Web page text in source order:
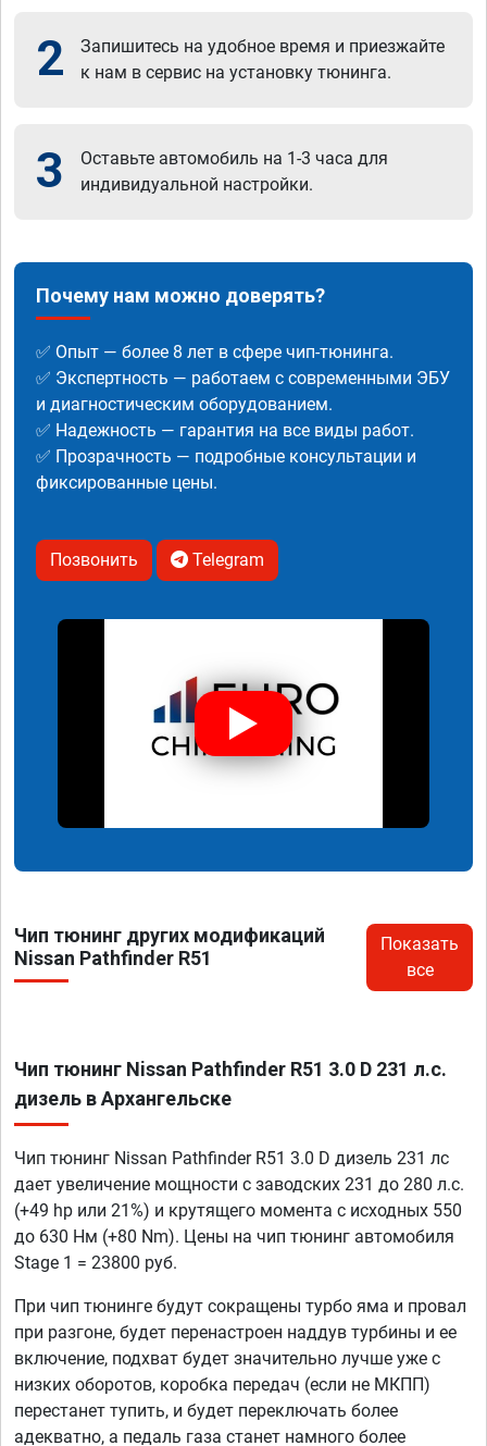
2
Запишитесь на удобное время и приезжайте
к нам в сервис на установку тюнинга.
3
Оставьте автомобиль на 1-3 часа для
индивидуальной настройки.
Почему нам можно доверять?
✅ Опыт — более 8 лет в сфере чип-тюнинга.
✅ Экспертность — работаем с современными ЭБУ
и диагностическим оборудованием.
✅ Надежность — гарантия на все виды работ.
✅ Прозрачность — подробные консультации и
фиксированные цены.
Позвонить Telegram
Чип тюнинг других модификаций
Nissan Pathfinder R51
Показать
все
Чип тюнинг Nissan Pathfinder R51 3.0 D 231 л.с.
дизель в Архангельске
Чип тюнинг Nissan Pathfinder R51 3.0 D дизель 231 лс
дает увеличение мощности с заводских 231 до 280 л.с.
(+49 hp или 21%) и крутящего момента с исходных 550
до 630 Нм (+80 Nm). Цены на чип тюнинг автомобиля
Stage 1 = 23800 руб.
При чип тюнинге будут сокращены турбо яма и провал
при разгоне, будет перенастроен наддув турбины и ее
включение, подхват будет значительно лучше уже с
низких оборотов, коробка передач (если не МКПП)
перестанет тупить, и будет переключать более
адекватно, а педаль газа станет намного более